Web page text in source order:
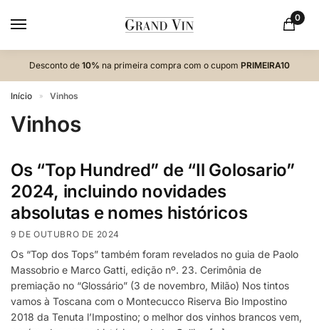
0
Desconto de 10% na primeira compra com o cupom PRIMEIRA10
Início » Vinhos
Vinhos
Os “Top Hundred” de “Il Golosario”
2024, incluindo novidades
absolutas e nomes históricos
9 DE OUTUBRO DE 2024
Os “Top dos Tops” também foram revelados no guia de Paolo
Massobrio e Marco Gatti, edição nº. 23. Cerimônia de
premiação no “Glossário” (3 de novembro, Milão) Nos tintos
vamos à Toscana com o Montecucco Riserva Bio Impostino
2018 da Tenuta l’Impostino; o melhor dos vinhos brancos vem,